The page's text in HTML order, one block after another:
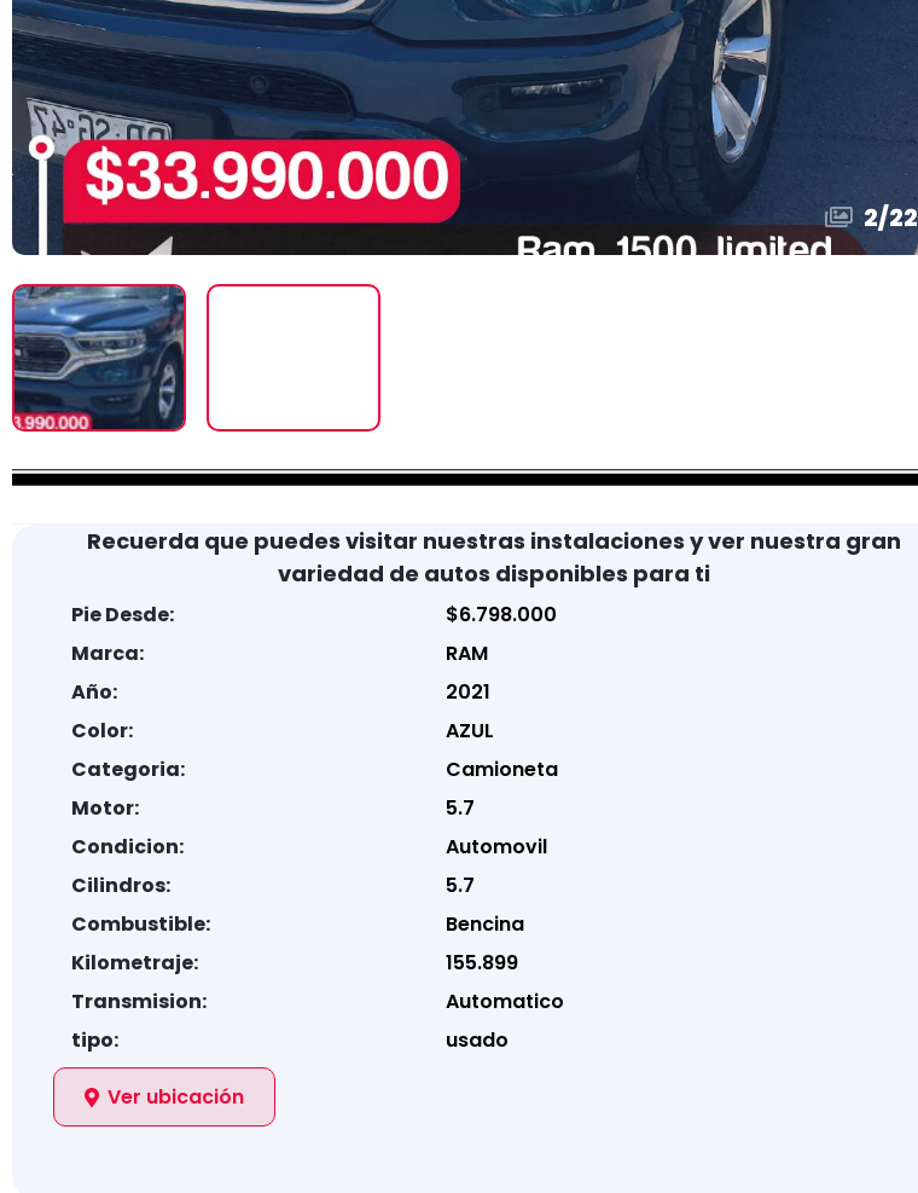
2/22
Recuerda que puedes visitar nuestras instalaciones y ver nuestra gran
variedad de autos disponibles para ti
Pie Desde:
$6.798.000
Marca:
RAM
Año:
2021
Color:
AZUL
Categoria:
Camioneta
Motor:
5.7
Condicion:
Automovil
Cilindros:
5.7
Combustible:
Bencina
Kilometraje:
155.899
Transmision:
Automatico
tipo:
usado
Ver ubicación